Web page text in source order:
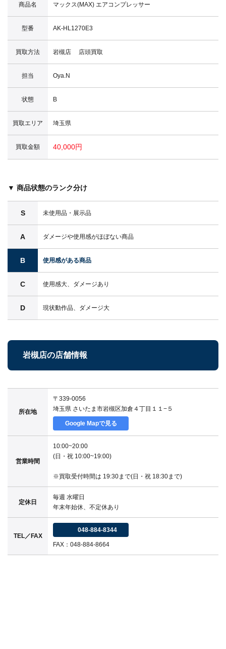
商品名 マックス(MAX) エアコンプレッサー
型番 AK-HL1270E3
買取方法 岩槻店 店頭買取
担当 Oya.N
状態 B
買取エリア 埼玉県
買取金額 40,000円
▼ 商品状態のランク分け
S 未使用品・展示品
A ダメージや使用感がほぼない商品
B 使用感がある商品
C 使用感大、ダメージあり
D 現状動作品、ダメージ大
岩槻店の店舗情報
所在地
〒339-0056
埼玉県 さいたま市岩槻区加倉４丁目１１−５
Google Mapで見る
営業時間
10:00~20:00
(日・祝 10:00~19:00)
※買取受付時間は 19:30まで(日・祝 18:30まで)
定休日
毎週 水曜日
年末年始休、不定休あり
TEL／FAX
048-884-8344
FAX：048-884-8664